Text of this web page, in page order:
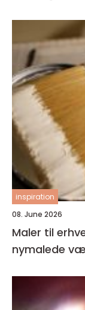
inspiration
08. June 2026
Maler til
nymalede